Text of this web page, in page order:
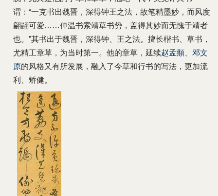
谓：“一克书出魏晋，深得钟王之法，故笔精墨妙，而风度
翩翮可爱……仲温书索靖草书势，盖得其妙而无愧于靖者
也。”其书出于魏晋，深得钟、王之法。擅长楷书、草书，
尤精工章草，为当时第一。他的章草，延续赵孟頫
邓文
原的风格又有所发展，融入了今草和行书的写法，更加流
利、矫健。